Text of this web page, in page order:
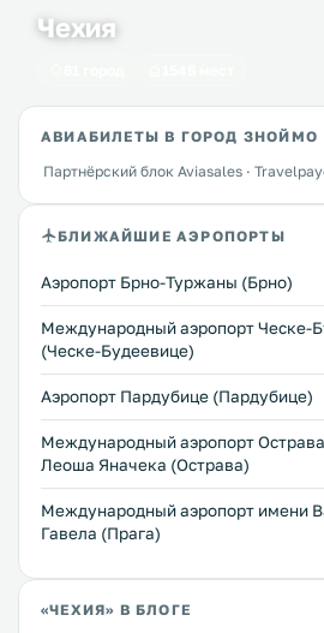
Чехия
АВИАБИЛЕТЫ В ГОРОД ЗНОЙМО
Партнёрский блок Aviasales ·
БЛИЖАЙШИЕ АЭРОПОРТЫ
Аэропорт Брно-Туржаны (Брно)
Международный аэропорт Ческе-
(Ческе-Будеевице)
Аэропорт Пардубице (Пардубице)
Международный аэропорт
Леоша Яначека (Острава)
Международный аэропорт имени
Гавела (Прага)
«ЧЕХИЯ» В БЛОГЕ